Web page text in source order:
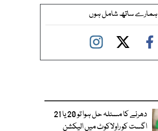
ہمارے ساتھ شامل ہوں
دھرنے کا مسئلہ حل ہوا تو 20 یا 21
اگست کو راولاکوٹ میں الیکشن